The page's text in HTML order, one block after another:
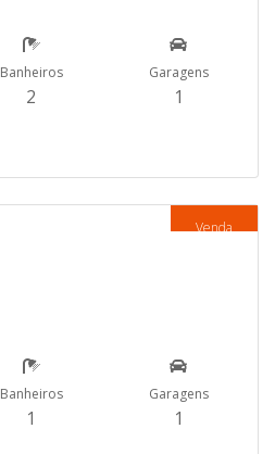
Banheiros
2
Garagens
1
Venda
Banheiros
1
Garagens
1